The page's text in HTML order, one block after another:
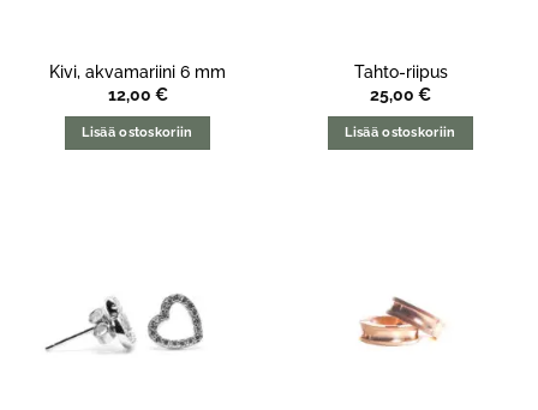
Kivi, akvamariini 6 mm
12,00 €
Lisää ostoskoriin
Tahto-riipus
25,00 €
Lisää ostoskoriin